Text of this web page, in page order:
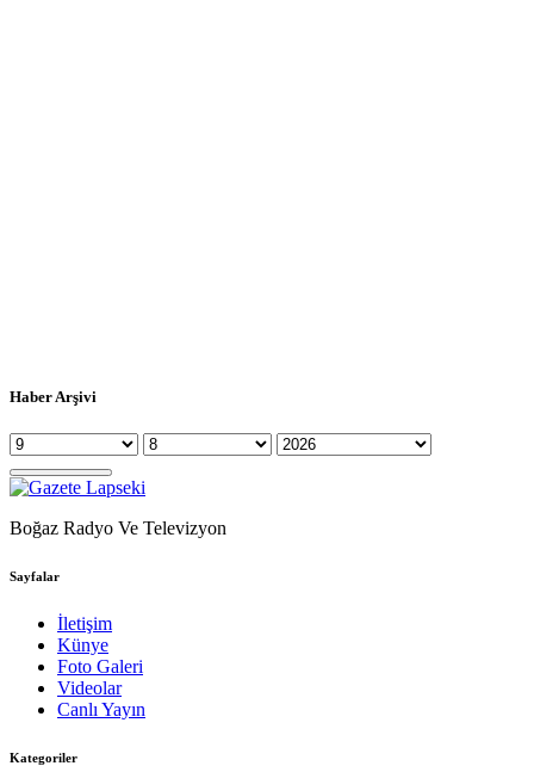
Haber Arşivi
Boğaz Radyo Ve Televizyon
Sayfalar
İletişim
Künye
Foto Galeri
Videolar
Canlı Yayın
Kategoriler